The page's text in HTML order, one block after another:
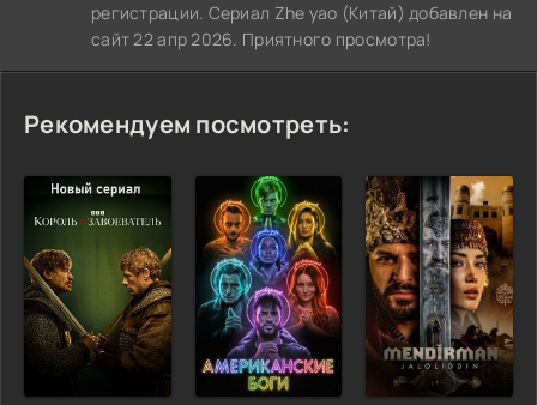
регистрации. Сериал Zhe yao (Китай) добавлен на
сайт 22 апр 2026. Приятного просмотра!
Рекомендуем посмотреть: